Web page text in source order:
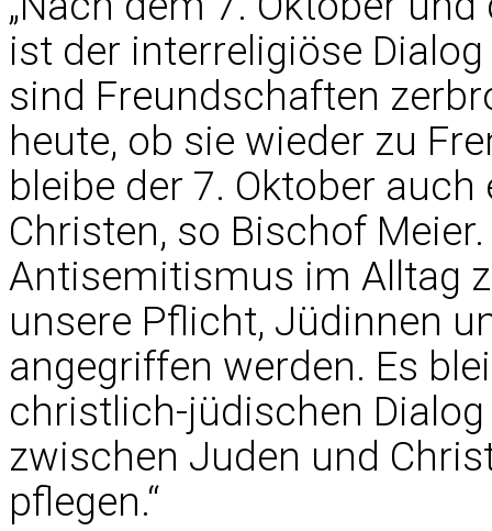
ist der interreligiöse
sind Freundschaften
heute, ob sie wieder zu
bleibe der 7. Oktober
Christen, so Bischof
Antisemitismus im Alltag
unsere Pflicht, Jüdinnen
angegriffen werden. Es
christlich-jüdischen
zwischen Juden und
pflegen.“